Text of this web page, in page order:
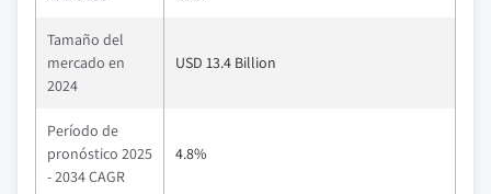
Tamaño del
mercado en
2024
USD 13.4 Billion
Período de
pronóstico 2025
- 2034 CAGR
4.8%